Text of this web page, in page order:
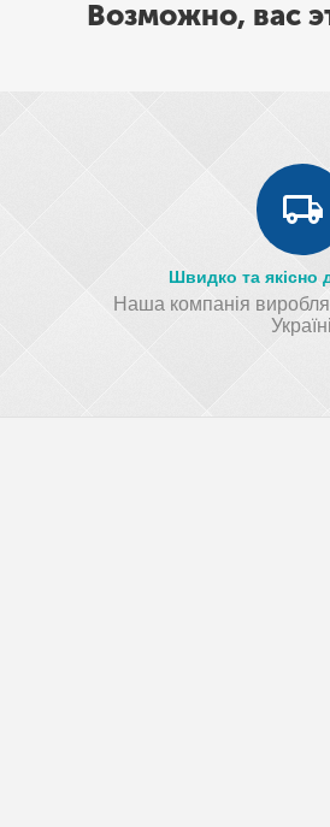
Возможно, вас
Швидко та якісно
Наша компанія
Україні